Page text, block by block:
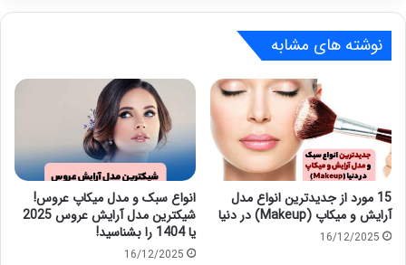
نوشته های مشابه
15 مورد از جدیدترین انواع مدل
آرایش و میکاپ (Makeup) در دنیا
16/12/2025
انواع سبک و مدل میکاپ عروس!
شیکترین مدل آرایش عروس 2025
یا 1404 را بشناسید!
16/12/2025